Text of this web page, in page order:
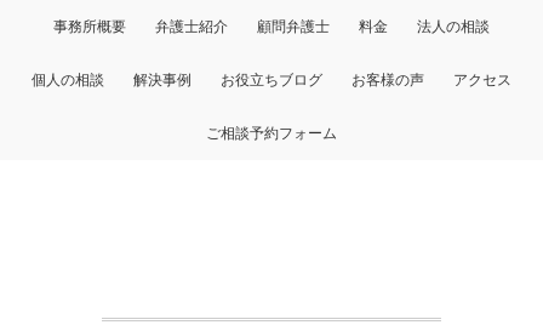
事務所概要 弁護士紹介 顧問弁護士 料金 法人の相談
個人の相談 解決事例 お役立ちブログ お客様の声 アクセス
ご相談予約フォーム